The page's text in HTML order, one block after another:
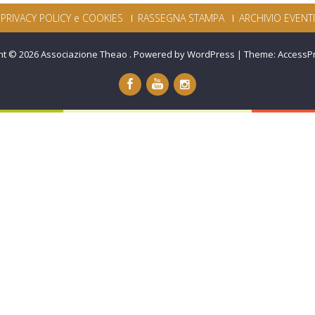
PRIVACY POLICY e COOKIES RASSEGNA STAMPA ARCHIVIO EVENTI
© 2026Associazione Theao . Powered by WordPress | Theme: